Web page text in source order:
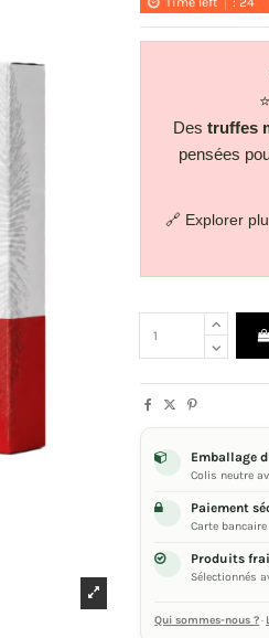
Destruffes
pensées
🔗 Explorer
Emballage
Colis neutre
Paiement
Carte
Produits
Sélectionnés
Qui sommes-nous ?·